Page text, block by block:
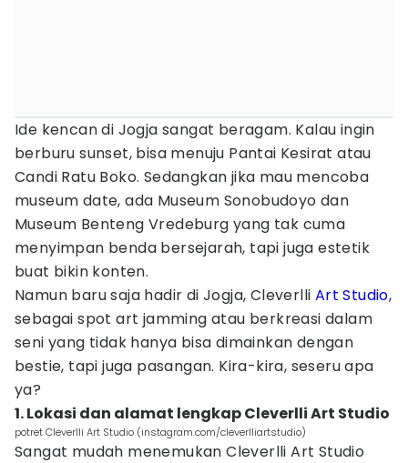
Ide kencan di Jogja sangat beragam. Kalau ingin
berburu sunset, bisa menuju Pantai Kesirat atau
Candi Ratu Boko. Sedangkan jika mau mencoba
museum date, ada Museum Sonobudoyo dan
Museum Benteng Vredeburg yang tak cuma
menyimpan benda bersejarah, tapi juga estetik
buat bikin konten.
Namun baru saja hadir di Jogja, Cleverlli Art Studio,
sebagai spot art jamming atau berkreasi dalam
seni yang tidak hanya bisa dimainkan dengan
bestie, tapi juga pasangan. Kira-kira, seseru apa
ya?
1. Lokasi dan alamat lengkap Cleverlli Art Studio
potret Cleverlli Art Studio (instagram.com/cleverlliartstudio)
Sangat mudah menemukan Cleverlli Art Studio